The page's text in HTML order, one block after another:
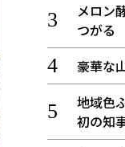
メロン
つがる
豪華な
地域色
初の知